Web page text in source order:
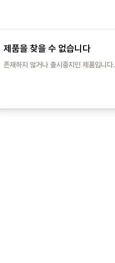
제품을 찾을 수 없습니다
존재하지 않거나 출시중지인 제품입니다.